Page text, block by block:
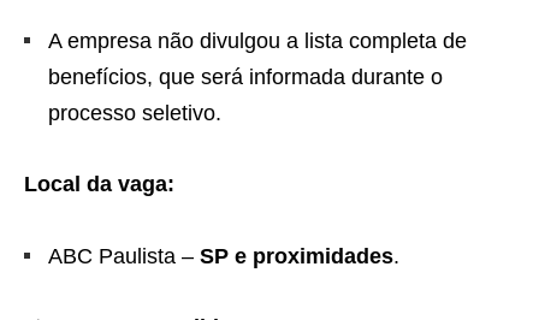
A empresa não divulgou a lista completa de
benefícios, que será informada durante o
processo seletivo.
Local da vaga:
ABC Paulista – SP e proximidades.